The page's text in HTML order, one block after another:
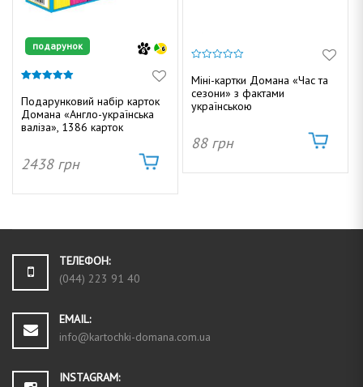
подарунок
з 5
Подарунковий набір карток
Домана «Англо-українська
валіза», 1386 карток
2438 грн
з
5
Міні-картки Домана «Час та
сезони» з фактами
українською
88 грн
ТЕЛЕФОН:
(044) 223 91 40
EMAIL:
info@kartochki-domana.com.ua
INSTAGRAM: